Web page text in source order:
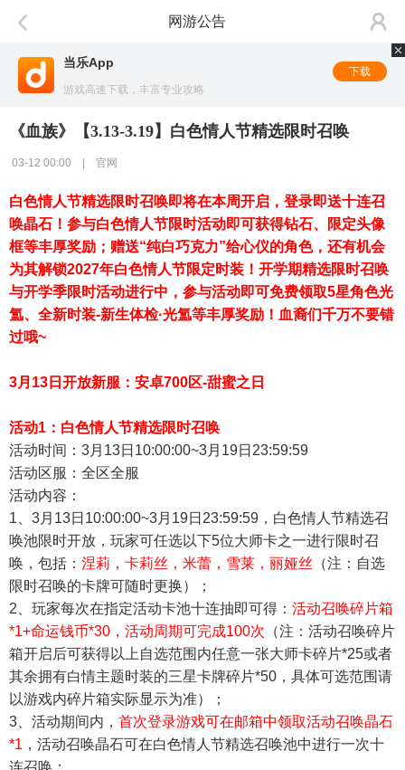
网游公告
当乐App
游戏高速下载，丰富专业攻略
下载
《血族》【3.13-3.19】白色情人节精选限时召唤
03-12 00:00 | 官网
白色情人节精选限时召唤即将在本周开启，登录即送十连召
唤晶石！参与白色情人节限时活动即可获得钻石、限定头像
框等丰厚奖励；赠送“纯白巧克力”给心仪的角色，还有机会
为其解锁2027年白色情人节限定时装！开学期精选限时召唤
与开学季限时活动进行中，参与活动即可免费领取5星角色光
氲、全新时装-新生体检·光氲等丰厚奖励！血裔们千万不要错
过哦~
3月13日开放新服：安卓700区-甜蜜之日
活动1：白色情人节精选限时召唤
活动时间：3月13日10:00:00~3月19日23:59:59
活动区服：全区全服
活动内容：
1 、3月13日10:00:00~3月19日23:59:59，白色情人节精选召
唤池限时开放，玩家可任选以下5位大师卡之一进行限时召
唤，包括： 涅莉，卡莉丝，米蕾，雪莱，丽娅丝 （注：自选
限时召唤的卡牌可随时更换）；
2 、玩家每次在指定活动卡池十连抽即可得： 活动召唤碎片箱
*1+命运钱币*30，活动周期可完成100次 （注：活动召唤碎片
箱开启后可获得以上自选范围内任意一张大师卡碎片*25或者
其余拥有白情主题时装的三星卡牌碎片*50，具体可选范围请
以游戏内碎片箱实际显示为准）；
3 、活动期间内， 首次登录游戏可在邮箱中领取活动召唤晶石
*1 ，活动召唤晶石可在白色情人节精选召唤池中进行一次十
连召唤；